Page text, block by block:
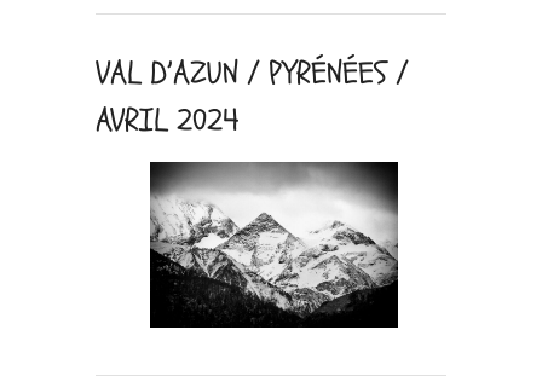
VAL D’AZUN / PYRÉNÉES /
AVRIL 2024